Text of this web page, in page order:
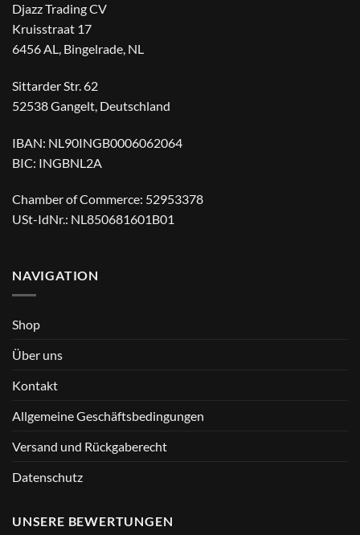
Djazz Trading CV
Kruisstraat 17
6456 AL, Bingelrade, NL
Sittarder Str. 62
52538 Gangelt, Deutschland
IBAN: NL90INGB0006062064
BIC: INGBNL2A
Chamber of Commerce: 52953378
USt-IdNr.: NL850681601B01
NAVIGATION
Shop
Über uns
Kontakt
Allgemeine Geschäftsbedingungen
Versand und Rückgaberecht
Datenschutz
UNSERE BEWERTUNGEN